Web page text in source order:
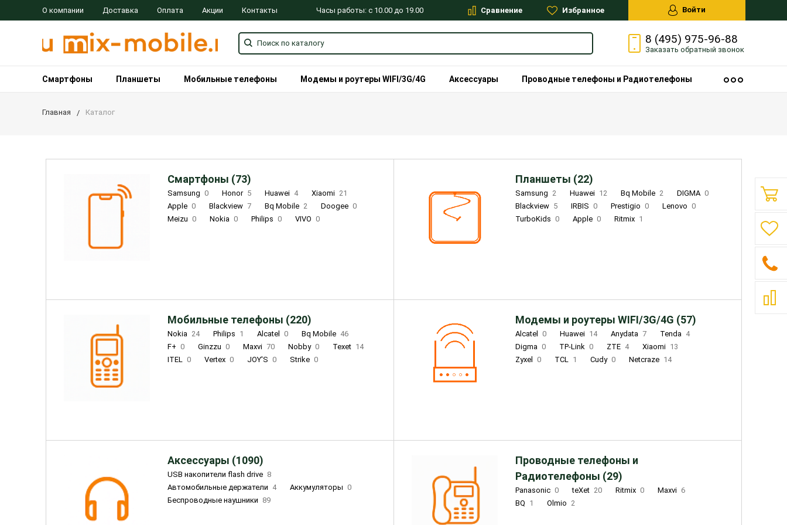
О компании Доставка Оплата Акции Контакты Часы работы: с 10.00 до 19.00 Сравнение Избранное Войти
8 (495) 975-96-88
Заказать обратный звонок
Смартфоны Планшеты Мобильные телефоны Модемы и роутеры WIFI/3G/4G Аксессуары Проводные телефоны и Радиотелефоны
Главная Каталог
Смартфоны (73)
Samsung 0 Honor 5 Huawei 4 Xiaomi 21
Apple 0 Blackview 7 Bq Mobile 2 Doogee 0
Meizu 0 Nokia 0 Philips 0 VIVO 0
Планшеты (22)
Samsung 2 Huawei 12 Bq Mobile 2 DIGMA 0
Blackview 5 IRBIS 0 Prestigio 0 Lenovo 0
TurboKids 0 Apple 0 Ritmix 1
Мобильные телефоны (220)
Nokia 24 Philips 1 Alcatel 0 Bq Mobile 46
F+ 0 Ginzzu 0 Maxvi 70 Nobby 0 Texet 14
ITEL 0 Vertex 0 JOY'S 0 Strike 0
Модемы и роутеры WIFI/3G/4G (57)
Alcatel 0 Huawei 14 Anydata 7 Tenda 4
Digma 0 TP-Link 0 ZTE 4 Xiaomi 13
Zyxel
0 TCL 1 Cudy 0 Netcraze 14
Аксессуары (1090)
USB накопители flash drive 8
Автомобильные держатели 4 Аккумуляторы 0
Беспроводные наушники 89
Проводные телефоны и
Радиотелефоны (29)
Panasonic 0 teXet 20 Ritmix 0 Maxvi 6
BQ 1 Olmio 2